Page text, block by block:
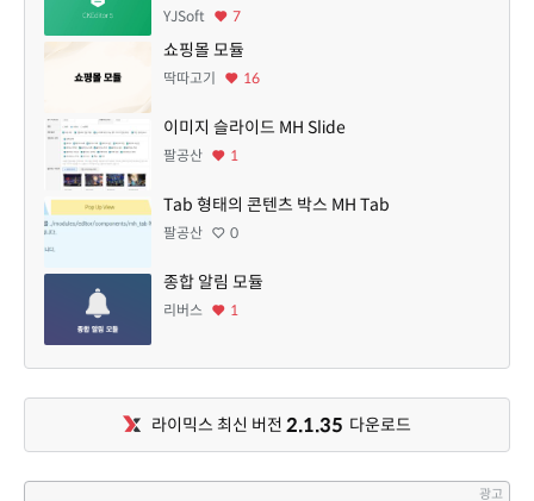
YJSoft 7
쇼핑몰 모듈
딱따고기 16
이미지 슬라이드 MH Slide
팔공산 1
Tab 형태의 콘텐츠 박스 MH Tab
팔공산 0
종합 알림 모듈
리버스 1
라이믹스 최신 버전 2.1.35 다운로드
광고